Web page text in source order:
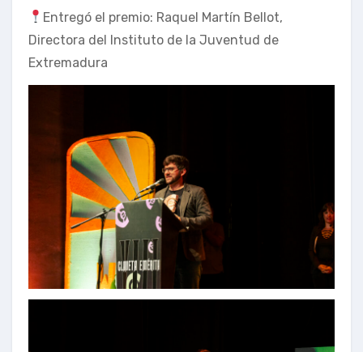
Entregó el premio: Raquel Martín Bellot,
Directora del Instituto de la Juventud de
Extremadura